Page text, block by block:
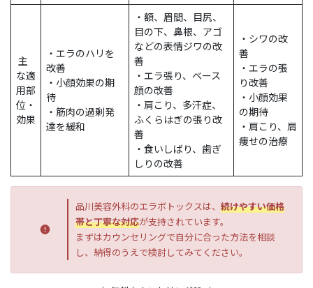
主
な適
用部
位・
効果
・エラのハリを
改善
・小顔効果の期
待
・筋肉の過剰発
達を緩和
・額、眉間、目尻、
目の下、鼻根、アゴ
などの表情ジワの改
善
・エラ張り、ベース
顔の改善
・肩こり、多汗症、
ふくらはぎの張り改
善
・食いしばり、歯ぎ
しりの改善
・シワの改
善
・エラの張
り改善
・小顔効果
の期待
・肩こり、肩
痩せの治療
品川美容外科のエラボトックスは、 続けやすい価格
帯と丁寧な対応が支持されています。
まずはカウンセリングで自分に合った方法を相談
し、納得のうえで検討してみてください。